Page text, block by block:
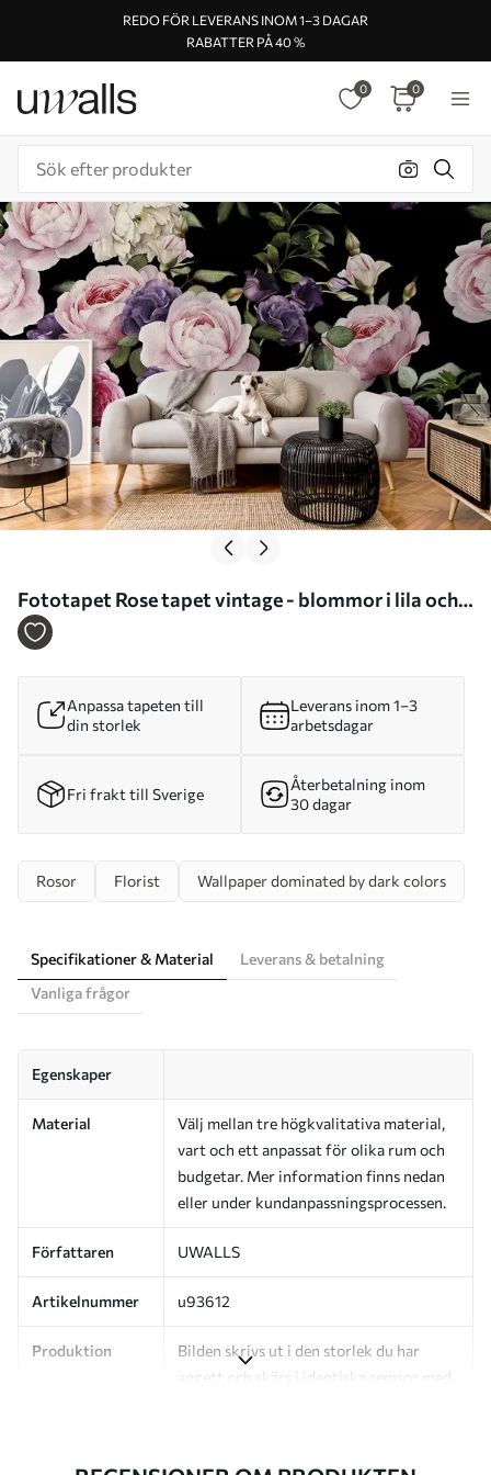
REDO FÖR LEVERANS INOM 1–3 DAGAR
RABATTER PÅ 40 %
0 0
Fototapet Rose tapet vintage - blommor i lila och
rosa toner - perfekt för säng och vardagsrum Nr.
Anpassa tapeten till
din storlek
Leverans inom 1–3
arbetsdagar
Fri frakt till Sverige
Återbetalning inom
30 dagar
Rosor Florist Wallpaper dominated by dark colors
Specifikationer & Material
Leverans & betalning
Vanliga frågor
Egenskaper
Material
Välj mellan tre högkvalitativa material,
vart och ett anpassat för olika rum och
budgetar. Mer information finns nedan
eller under kundanpassningsprocessen.
Författaren UWALLS
Artikelnummer u93612
Produktion
Bilden skrivs ut i den storlek du har
angett och skärs i identiska remsor med